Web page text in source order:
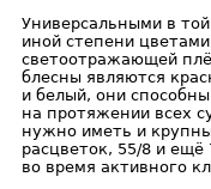
Универсальными в
иной степени цветами
светоотражающей
блесны являются
и белый, они
на протяжении всех
нужно иметь и
расцветок, 55/8 и ещё
во время активного